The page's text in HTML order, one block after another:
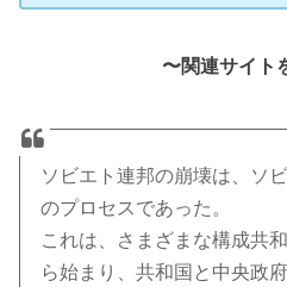
〜関連サイト
ソビエト連邦の崩壊は、ソ
のプロセスであった。
これは、さまざまな構成共
ら始まり、共和国と中央政